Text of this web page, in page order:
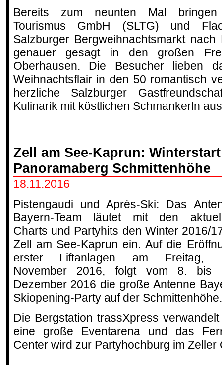
Bereits zum neunten Mal bringen
Tourismus GmbH (SLTG) und
Salzburger Bergweihnachtsmarkt nach
genauer gesagt in den großen
Oberhausen. Die Besucher lieben
Weihnachtsflair in den 50 romantisch
herzliche Salzburger
Kulinarik mit köstlichen Schmankerln
Zell am See-Kaprun:
Panoramaberg Schmittenhöhe
18.11.2016
Pistengaudi und Après-Ski: Das
Bayern-Team läutet mit den
Charts und Partyhits den Winter 2016/
Zell am See-Kaprun ein. Auf die
erster Liftanlagen am Freitag,
November 2016, folgt vom 8. bis
Dezember 2016 die große Antenne
Skiopening-Party auf der Schmittenhöhe.
Die Bergstation trassXpress
eine große Eventarena und das
Center wird zur Partyhochburg im Zeller